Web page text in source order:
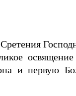
и первую